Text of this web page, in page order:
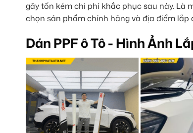
gây tốn kém chi phí khắc phục sau này. Là
chọn sản phẩm chính hãng và địa điểm
Dán PPF ô Tô - Hình Ảnh